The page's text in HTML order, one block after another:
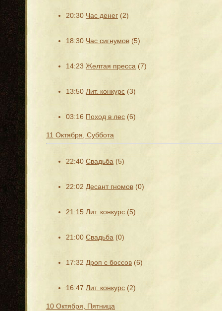
20:30 Час денег (2)
18:30 Час сигнумов (5)
14:23 Желтая пресса (7)
13:50 Лит. конкурс (3)
03:16 Поход в лес (6)
11 Октября, Суббота
22:40 Свадьба (5)
22:02 Десант гномов (0)
21:15 Лит. конкурс (5)
21:00 Свадьба (0)
17:32 Дроп с боссов (6)
16:47 Лит. конкурс (2)
10 Октября, Пятница